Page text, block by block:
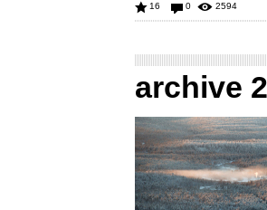
16 0 2594
archive